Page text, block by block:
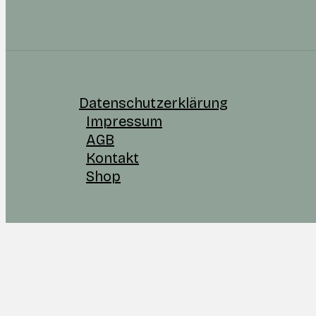
Datenschutzerklärung
Impressum
AGB
Kontakt
Shop